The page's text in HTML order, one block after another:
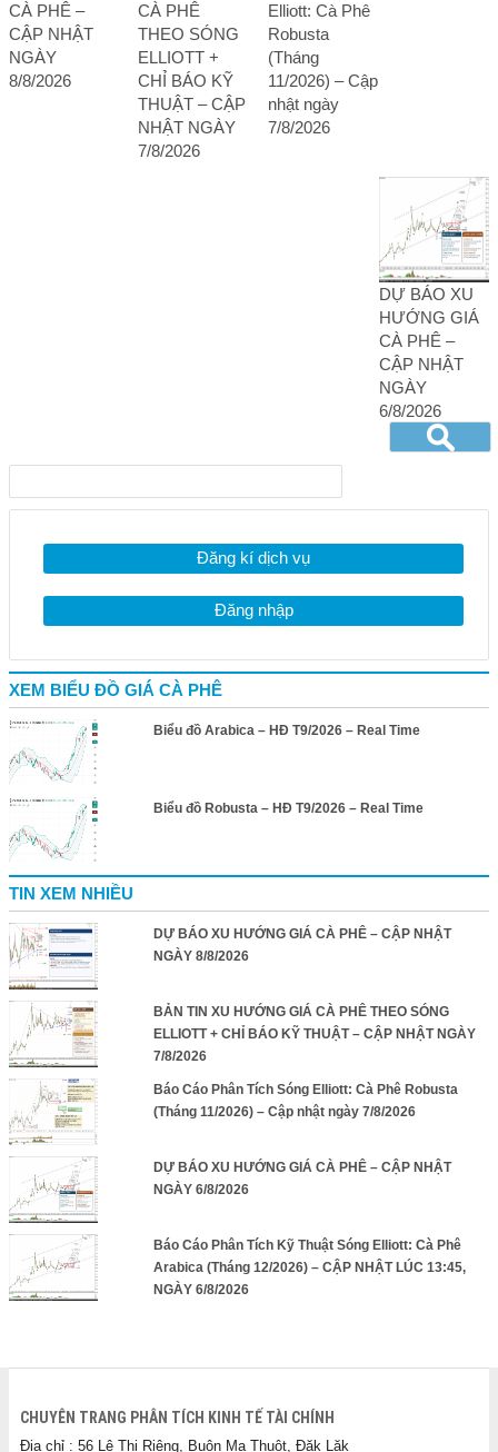
CÀ PHÊ –
CẬP NHẬT
NGÀY
8/8/2026
CÀ PHÊ
THEO SÓNG
ELLIOTT +
CHỈ BÁO KỸ
THUẬT – CẬP
NHẬT NGÀY
7/8/2026
Elliott: Cà Phê
Robusta
(Tháng
11/2026) – Cập
nhật ngày
7/8/2026
DỰ BÁO XU
HƯỚNG GIÁ
CÀ PHÊ –
CẬP NHẬT
NGÀY
6/8/2026
Đăng kí dịch vụ
Đăng nhập
XEM BIỂU ĐỒ GIÁ CÀ PHÊ
Biểu đồ Arabica – HĐ T9/2026 – Real Time
Biểu đồ Robusta – HĐ T9/2026 – Real Time
TIN XEM NHIỀU
DỰ BÁO XU HƯỚNG GIÁ CÀ PHÊ – CẬP NHẬT
NGÀY 8/8/2026
BẢN TIN XU HƯỚNG GIÁ CÀ PHÊ THEO SÓNG
ELLIOTT + CHỈ BÁO KỸ THUẬT – CẬP NHẬT NGÀY
7/8/2026
Báo Cáo Phân Tích Sóng Elliott: Cà Phê Robusta
(Tháng 11/2026) – Cập nhật ngày 7/8/2026
DỰ BÁO XU HƯỚNG GIÁ CÀ PHÊ – CẬP NHẬT
NGÀY 6/8/2026
Báo Cáo Phân Tích Kỹ Thuật Sóng Elliott: Cà Phê
Arabica (Tháng 12/2026) – CẬP NHẬT LÚC 13:45,
NGÀY 6/8/2026
CHUYÊN TRANG PHÂN TÍCH KINH TẾ TÀI CHÍNH
Địa chỉ : 56 Lê Thị Riêng, Buôn Ma Thuột, Đăk Lăk